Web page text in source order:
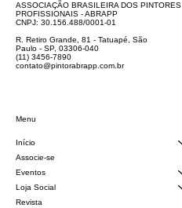
ASSOCIAÇÃO BRASILEIRA DOS PINTORES
PROFISSIONAIS - ABRAPP
CNPJ: 30.156.488/0001-01
R. Retiro Grande, 81 - Tatuapé, São
Paulo - SP, 03306-040
(11) 3456-7890
contato@pintorabrapp.com.br
Menu
Início
Associe-se
Eventos
Loja Social
Revista